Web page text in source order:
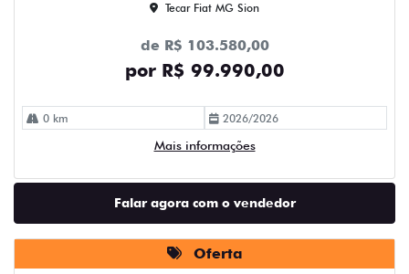
Tecar Fiat MG Sion
de R$ 103.580,00
por R$ 99.990,00
0 km 2026/2026
Mais informações
Falar agora com o vendedor
Oferta